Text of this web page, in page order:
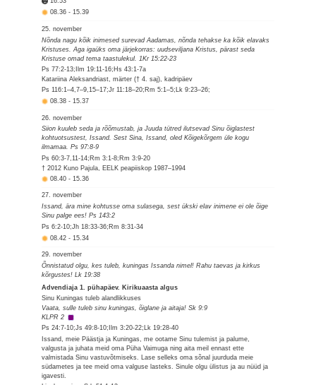
08.36-15.39
25. november
Nõnda nagu kõik inimesed surevad Aadamas, nõnda tehakse ka kõik elavaks
Kristuses. Aga igaüks oma järjekorras: uudseviljana Kristus, pärast seda
Kristuse omad tema taastulekul. 1Kr 15:22-23
Ps 77:2-13;Ilm 19:11-16;Hs 43:1-7a
Katariina Aleksandriast, märter († 4. saj), kadripäev
Ps 116:1–4,7–9,15–17;Jr 11:18–20;Rm 5:1–5;Lk 9:23–26;
08.38- 15.37
26. november
Siion kuuleb seda ja rõõmustab, ja Juuda tütred ilutsevad Sinu õiglastest
kohtuotsustest, Issand. Sest Sina, Issand, oled Kõigekõrgem üle kogu
ilmamaa. Ps 97:8-9
Ps 60:3-7,11-14;Rm 3:1-8;Rm 3:9-20
† 2012 Kuno Pajula, EELK peapiiskop 1987–1994
08.40- 15.36
27. november
Issand, ära mine kohtusse oma sulasega, sest ükski elav inimene ei ole õige
Sinu palge ees! Ps 143:2
Ps 6:2-10;Jh 18:33-36;Rm 8:31-34
08.42- 15.34
29. november
Õnnistatud olgu, kes tuleb, kuningas Issanda nimel! Rahu taevas ja kirkus
kõrgustes! Lk 19:38
Advendiaja 1. pühapäev. Kirikuaasta algus
Sinu Kuningas tuleb alandlikkuses
Vaata, sulle tuleb sinu kuningas, õiglane ja aitaja! Sk 9:9
KLPR 2
Ps 24:7-10;Js 49:8-10;Ilm 3:20-22;Lk 19:28-40
Issand, meie Päästja ja Kuningas, me ootame Sinu tulemist ja palume,
valgusta ja juhata meid oma Püha Vaimuga ning aita meil ennast ette
valmistada Sinu vastuvõtmiseks. Lase selleks oma sõnal juurduda meie
südametes ja tee meid oma valguse lasteks. Sinule olgu ülistus ja au nüüd ja
igavesti.